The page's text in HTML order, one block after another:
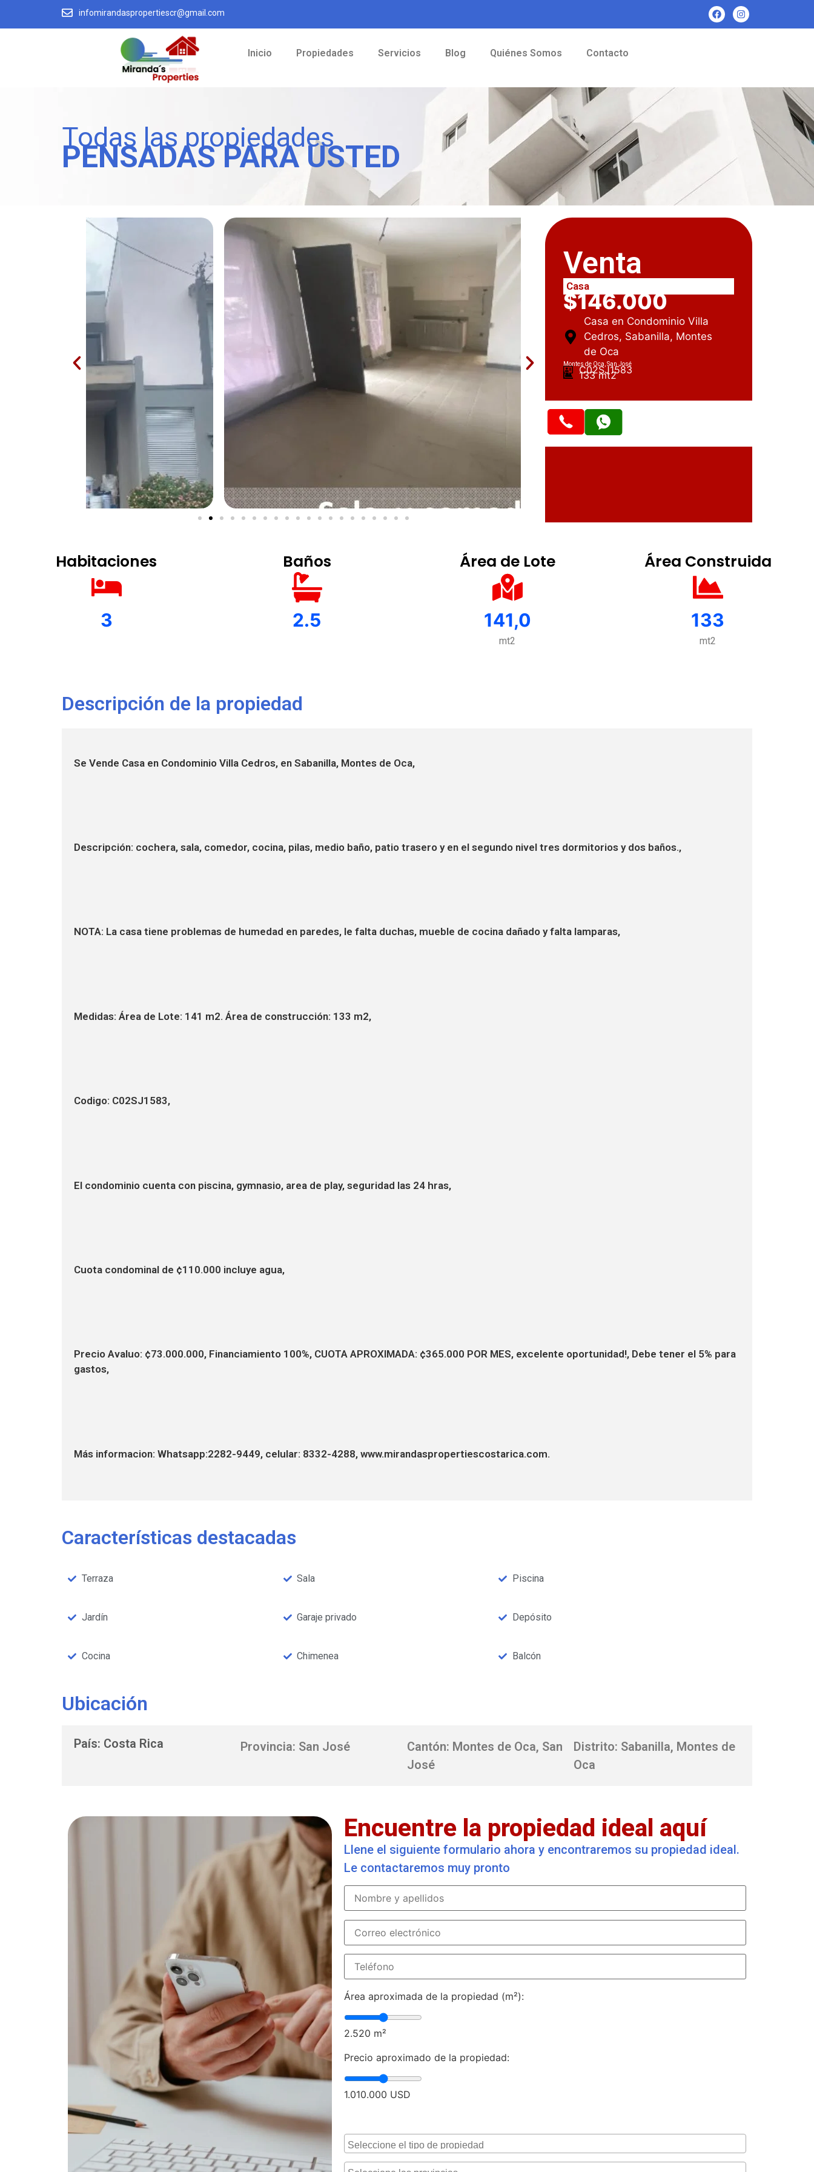
infomirandaspropertiescr@gmail.com
Inicio Propiedades Servicios Blog Quiénes Somos Contacto
Todas las propiedades
PENSADAS PARA USTED
Venta
Casa
$146.000
Casa en Condominio Villa
Cedros, Sabanilla, Montes
de Oca
Montes de Oca, San José
C02SJ1583
133 mt2
Habitaciones
3
Baños
2.5
Área de Lote
141,0
mt2
Área Construida
133
mt2
Descripción de la propiedad
Se Vende Casa en Condominio Villa Cedros, en Sabanilla, Montes de Oca,
Descripción: cochera, sala, comedor, cocina, pilas, medio baño, patio trasero y en el segundo nivel tres dormitorios y dos baños.,
NOTA: La casa tiene problemas de humedad en paredes, le falta duchas, mueble de cocina dañado y falta lamparas,
Medidas: Área de Lote: 141 m2. Área de construcción: 133 m2,
Codigo: C02SJ1583,
El condominio cuenta con piscina, gymnasio, area de play, seguridad las 24 hras,
Cuota condominal de ¢110.000 incluye agua,
Precio Avaluo: ¢73.000.000, Financiamiento 100%, CUOTA APROXIMADA: ¢365.000 POR MES, excelente oportunidad!, Debe tener el 5% para
gastos,
Más informacion: Whatsapp:2282-9449, celular: 8332-4288, www.mirandaspropertiescostarica.com.
Características destacadas
Terraza Sala Piscina
Jardín Garaje privado Depósito
Cocina Chimenea Balcón
Ubicación
País: Costa Rica Provincia: San José
Cantón: Montes de Oca, San
José
Distrito: Sabanilla, Montes de
Oca
Encuentre la propiedad ideal aquí
Llene el siguiente formulario ahora y encontraremos su propiedad ideal.
Le contactaremos muy pronto
Área aproximada de la propiedad (m²):
2.520 m²
Precio aproximado de la propiedad:
1.010.000 USD